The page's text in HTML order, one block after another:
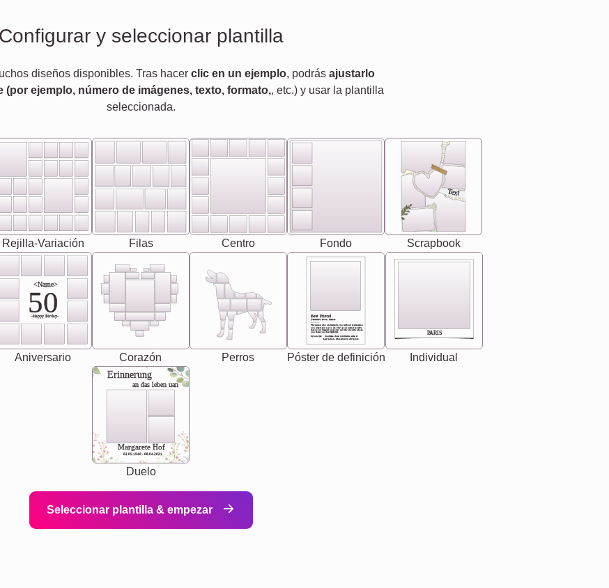
Configurar y seleccionar plantilla
diseños disponibles. Tras hacer clic en un ejemplo, podrás ajustarlo
(por ejemplo, número de imágenes, texto, formato,, etc.) y usar la plantilla
seleccionada.
Rejilla-Variación Filas Centro Fondo
Text
Scrapbook
<Name>
50
-Happy Birday-
Aniversario Corazón Perros
Best Friend
[<NAME>] Noun, feminie
Synonyms: Soulmate, closet confidante, sister at
heart person, life partner in adventure.
The person who understands you without explanation
you accepts just as you are. She's your partner in life's,
chaos your biggest supporter, and the one with whom
you share your best memories.
Póster de definición
PARIS
Individual
Erinnerung
an das leben uan
Margarete Hof
02.05.1940 - 08.04.2021
Duelo
Seleccionar plantilla & empezar